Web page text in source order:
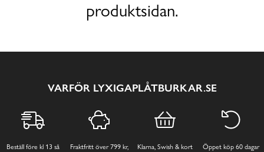
produktsidan.
VARFÖR LYXIGAPLÅTBURKAR.SE
Beställ före kl 13 så
Fraktfritt över 799 kr,
Klarna, Swish & kort Öppet köp 60 dagar